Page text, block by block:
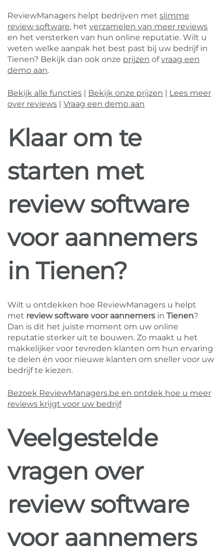
ReviewManagers helpt bedrijven met slimme
review software, het verzamelen van meer reviews
en het versterken van hun online reputatie. Wilt u
weten welke aanpak het best past bij uw bedrijf in
Tienen? Bekijk dan ook onze prijzen ofvraag een
demo aan.
Bekijk alle functies Bekijk onze prijzen
Lees meer
over reviews
Vraag een demo aan
Klaar om te
starten met
review software
voor aannemers
in Tienen?
Wilt u ontdekken hoe ReviewManagers u helpt
met review software voor aannemers in Tienen?
Dan is dit het juiste moment om uw online
reputatie sterker uit te bouwen. Zo maakt u het
makkelijker voor tevreden klanten om hun ervaring
te delen én voor nieuwe klanten om sneller voor uw
bedrijf te kiezen.
Bezoek ReviewManagers.be en ontdek hoe u meer
reviews krijgt voor uw bedrijf
Veelgestelde
vragen over
review software
voor aannemers